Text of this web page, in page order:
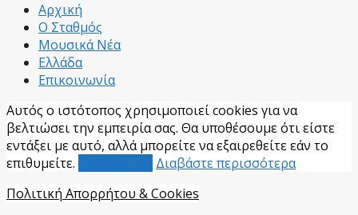
Αρχική
Ο Σταθμός
Μουσικά Νέα
Ελλάδα
Επικοινωνία
Αυτός ο ιστότοπος χρησιμοποιεί cookies για να
βελτιώσει την εμπειρία σας. Θα υποθέσουμε ότι είστε
εντάξει με αυτό, αλλά μπορείτε να εξαιρεθείτε εάν το
επιθυμείτε.
Διαβάστε περισσότερα
Πολιτική Απορρήτου & Cookies